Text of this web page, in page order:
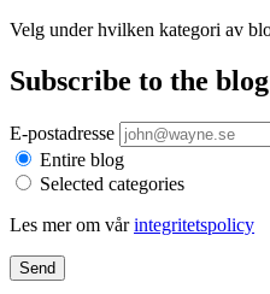
Velg under hvilken kategori av
Subscribe to the blog
E-postadresse
Entire blog
Selected categories
Les mer om vårintegritetspolicy
Send